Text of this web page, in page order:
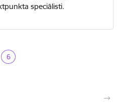
speciālisti.
Pašreizējā lapa
6